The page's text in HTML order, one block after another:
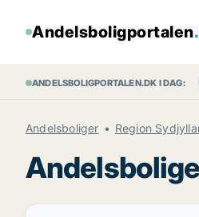
Andelsboligportalen
ANDELSBOLIGPORTALEN.DK I DAG:
Andelsboliger Region